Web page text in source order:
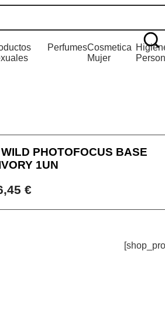
PerfumesCosmetica
Mujer
PHOTOFOCUS BASE
1UN
€